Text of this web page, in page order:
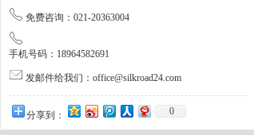
免费咨询：021-20363004
手机号码：18964582691
发邮件给我们：office@silkroad24.com
分享到： 0